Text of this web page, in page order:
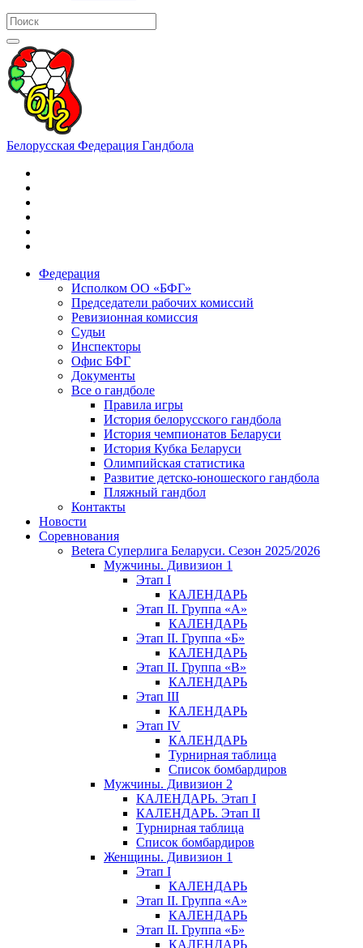
Белорусская Федерация Гандбола
Федерация
Исполком ОО «БФГ»
Председатели рабочих комиссий
Ревизионная комиссия
Судьи
Инспекторы
Офис БФГ
Документы
Все о гандболе
Правила игры
История белорусского гандбола
История чемпионатов Беларуси
История Кубка Беларуси
Олимпийская статистика
Развитие детско-юношеского гандбола
Пляжный гандбол
Контакты
Новости
Соревнования
Betera Суперлига Беларуси. Сезон 2025/2026
Мужчины. Дивизион 1
Этап I
КАЛЕНДАРЬ
Этап II. Группа «А»
КАЛЕНДАРЬ
Этап II. Группа «Б»
КАЛЕНДАРЬ
Этап II. Группа «В»
КАЛЕНДАРЬ
Этап III
КАЛЕНДАРЬ
Этап IV
КАЛЕНДАРЬ
Турнирная таблица
Список бомбардиров
Мужчины. Дивизион 2
КАЛЕНДАРЬ. Этап I
КАЛЕНДАРЬ. Этап II
Турнирная таблица
Список бомбардиров
Женщины. Дивизион 1
Этап I
КАЛЕНДАРЬ
Этап II. Группа «А»
КАЛЕНДАРЬ
Этап II. Группа «Б»
КАЛЕНДАРЬ